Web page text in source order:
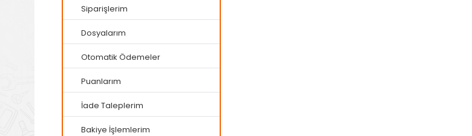
Siparişlerim
Dosyalarım
Otomatik Ödemeler
Puanlarım
İade Taleplerim
Bakiye İşlemlerim